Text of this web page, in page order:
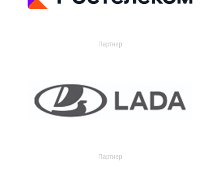
Партнер
Партнер